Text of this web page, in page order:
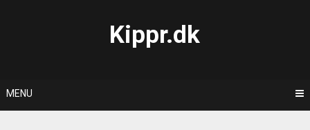
Kippr.dk
MENU